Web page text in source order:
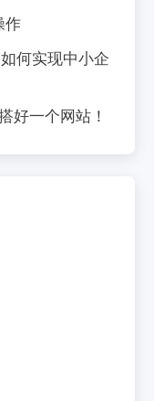
作
何实现中小企
好一个网站！